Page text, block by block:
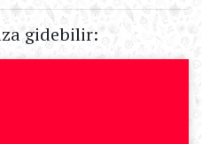
gidebilir: